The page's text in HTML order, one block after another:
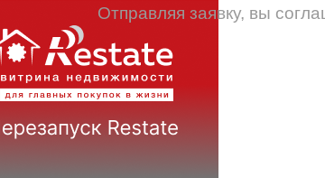
Отправляя заявку, вы